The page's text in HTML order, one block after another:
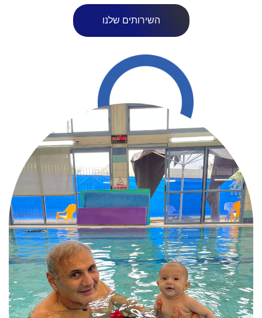
השירותים שלנו